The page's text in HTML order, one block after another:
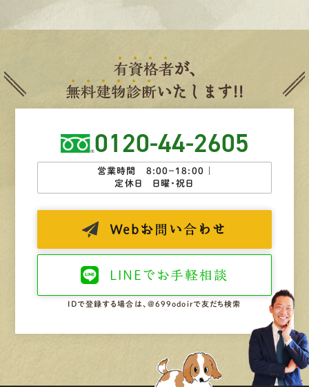
有資格者が、
無料建物診断いたします!!
0120-44-2605
営業時間 8:00−18:00 ｜
定休日 日曜・祝日
Web お問い合わせ
LINEで お手軽相談
IDで登録する場合は、@699odoirで友だち検索